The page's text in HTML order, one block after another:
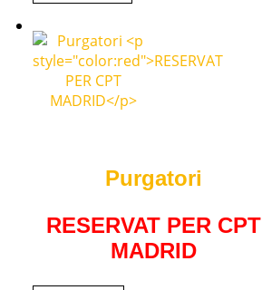
Purgatori
RESERVAT PER CPT
MADRID